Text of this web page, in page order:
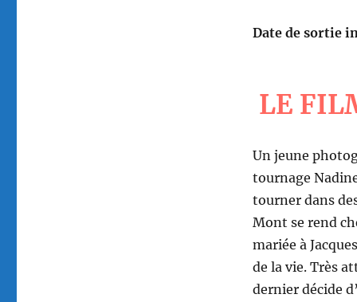
Date de sortie
LE
Un jeune
tournage
tourner dans
Mont se rend
mariée à
de la vie. Très
dernier décide